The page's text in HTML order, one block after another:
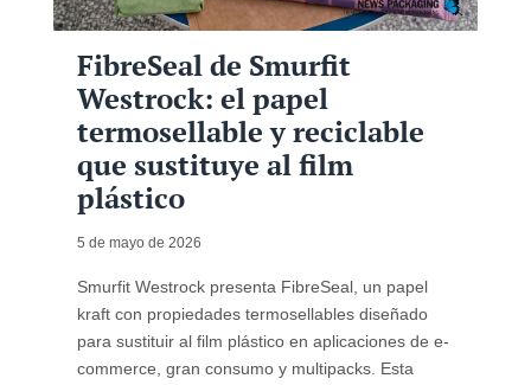
FibreSeal de Smurfit
Westrock: el papel
termosellable y reciclable
que sustituye al film
plástico
5 de mayo de 2026
Smurfit Westrock presenta FibreSeal, un papel
kraft con propiedades termosellables diseñado
para sustituir al film plástico en aplicaciones de e-
commerce, gran consumo y multipacks. Esta